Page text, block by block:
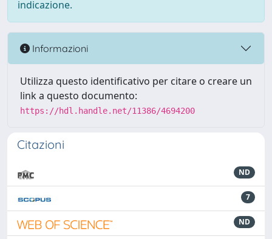
indicazione.
Informazioni
Utilizza questo identificativo per citare o creare un
link a questo documento:
https://hdl.handle.net/11386/4694200
Citazioni
ND
7
ND